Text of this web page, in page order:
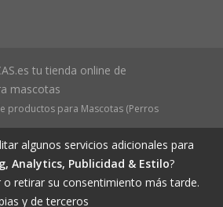
tu tienda online de
mascotas
productos para Mascotas (Perros
Av Monteazahar, 4 1º Izq,
- ESPAÑA Inscrita en el
de Murcia Hoja MU-72366, Tomo
algunos servicios adicionales para
Analytics, Publicidad & Estilo?
retirar su consentimiento más tarde.
y de terceros